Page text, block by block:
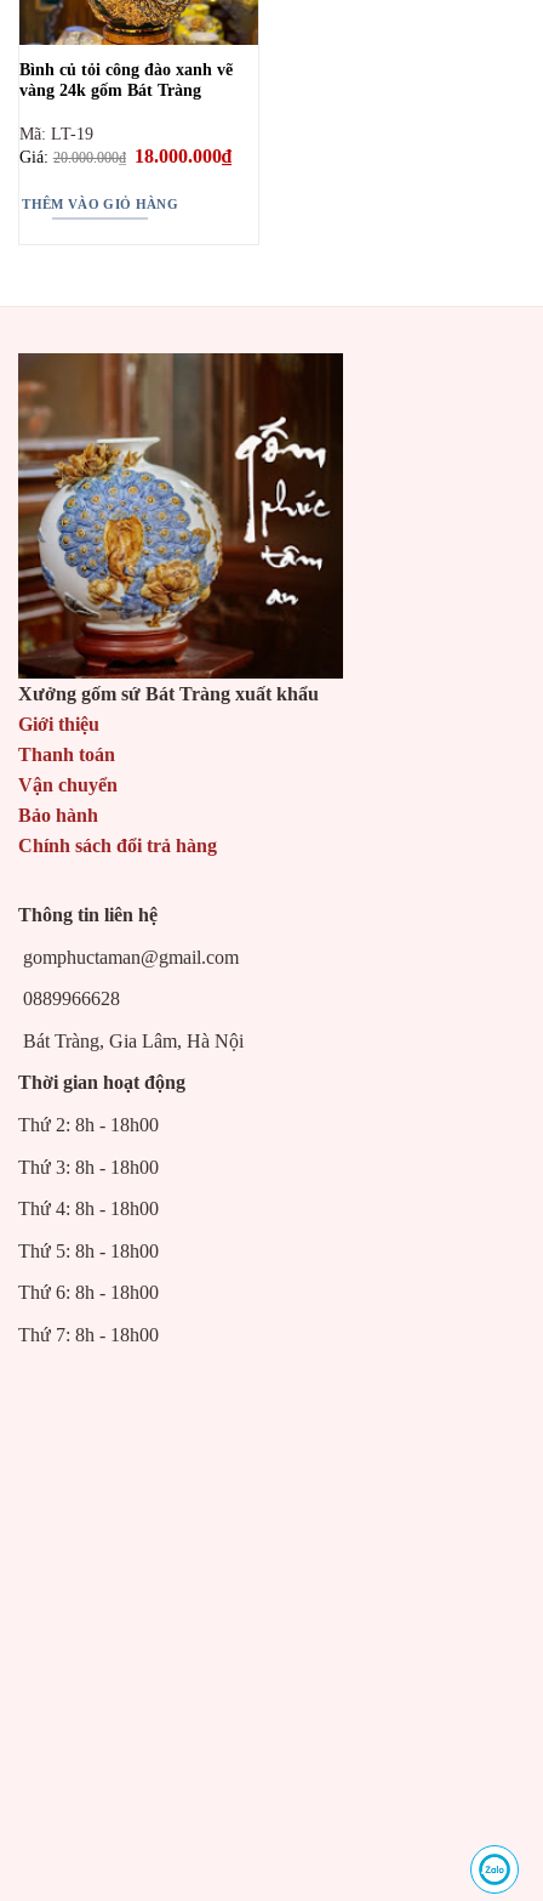
Bình củ tỏi công đào xanh vẽ
vàng 24k gốm Bát Tràng
Mã: LT-19
Giá:20.000.000₫ Giá
20.000.000₫.
18.000.000₫Giá
hiện
THÊM VÀO GIỎ HÀNG
Xưởng gốm sứ Bát Tràng xuất khẩu
Giới thiệu
Thanh toán
Vận chuyển
Bảo hành
Chính sách đổi trả hàng
Thông tin liên hệ
gomphuctaman@gmail.com
0889966628
Bát Tràng, Gia Lâm, Hà Nội
Thời gian hoạt động
Thứ 2: 8h - 18h00
Thứ 3: 8h - 18h00
Thứ 4: 8h - 18h00
Thứ 5: 8h - 18h00
Thứ 6: 8h - 18h00
Thứ 7: 8h - 18h00